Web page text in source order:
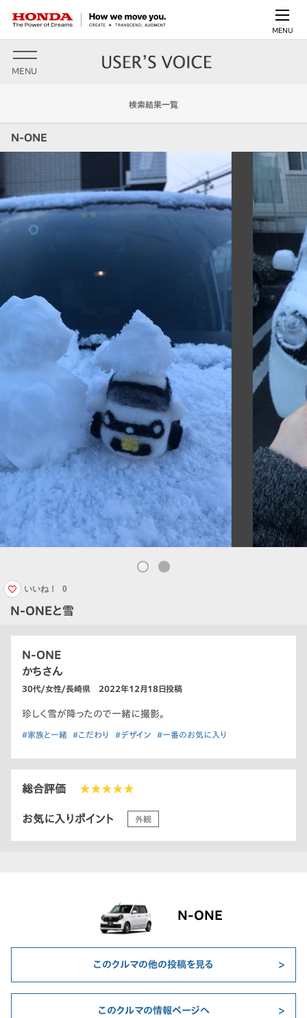
MENU
MENU
検索結果一覧
N-ONE
N-ONEと雪
いいね！ 0
N-ONE
かちさん
30代/女性/長崎県 2022年12月18日投稿
珍しく雪が降ったので一緒に撮影。
#家族と一緒 #こだわり #デザイン #一番のお気に入り
総合評価 ★★★★★
お気に入りポイント 外観
N-ONE
このクルマの他の投稿を見る
このクルマの情報ページへ